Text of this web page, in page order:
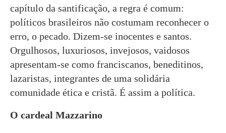
capítulo da santificação, a regra é comum:
políticos brasileiros não costumam reconhecer o
erro, o pecado. Dizem-se inocentes e santos.
Orgulhosos, luxuriosos, invejosos, vaidosos
apresentam-se como franciscanos, beneditinos,
lazaristas, integrantes de uma solidária
comunidade ética e cristã. É assim a política.
O cardeal Mazzarino